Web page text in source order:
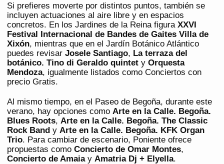
Si prefieres moverte por distintos puntos, también se
incluyen actuaciones al aire libre y en espacios
concretos. En los Jardines de la Reina figura XXVI
Festival Internacional de Bandes de Gaites Villa de
Xixón, mientras que en el Jardín Botánico Atlántico
puedes revisar Josele Santiago, La terraza del
botánico. Tino di Geraldo quintet y Orquesta
Mendoza, igualmente listados como Conciertos con
precio Gratis.
Al mismo tiempo, en el Paseo de Begoña, durante este
verano, hay opciones como Arte en la Calle. Begoña.
Blues Roots, Arte en la Calle. Begoña. The Classic
Rock Band y Arte en la Calle. Begoña. KFK Organ
Trio. Para cambiar de escenario, Poniente ofrece
propuestas como Concierto de Omar Montes,
Concierto de Amaiay Amatria Dj + Elyella.